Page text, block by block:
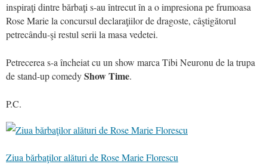
inspiraţi dintre bărbaţi s-au întrecut în a o impresiona pe frumoasa
Rose Marie la concursul declaraţiilor de dragoste, câştigătorul
petrecându-şi restul serii la masa vedetei.
Petrecerea s-a încheiat cu un show marca Tibi Neuronu de la trupa
de stand-up comedyShow Time.
P.C.
Ziua bărbaţilor alături de Rose Marie Florescu